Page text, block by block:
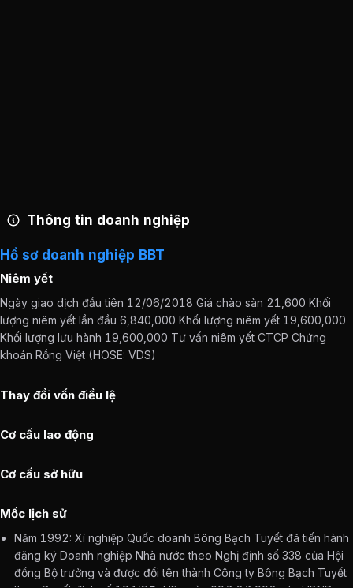
Thông tin doanh nghiệp
Hồ sơ doanh nghiệp BBT
Niêm yết
Ngày giao dịch đầu tiên 12/06/2018 Giá chào sàn 21,600 Khối
lượng niêm yết lần đầu 6,840,000 Khối lượng niêm yết 19,600,000
Khối lượng lưu hành 19,600,000 Tư vấn niêm yết CTCP Chứng
khoán Rồng Việt (HOSE: VDS)
Thay đổi vốn điều lệ
Cơ cấu lao động
Cơ cấu sở hữu
Mốc lịch sử
Năm 1992: Xí nghiệp Quốc doanh Bông Bạch Tuyết đã tiến hành
đăng ký Doanh nghiệp Nhà nước theo Nghị định số 338 của Hội
đồng Bộ trưởng và được đổi tên thành Công ty Bông Bạch Tuyết